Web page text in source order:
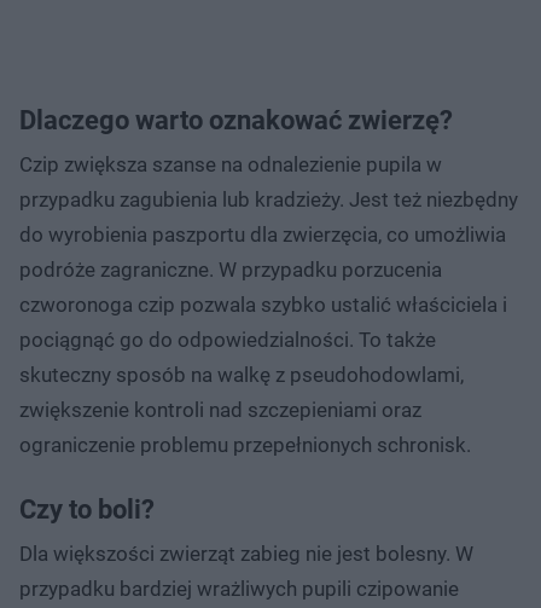
Dlaczego warto oznakować zwierzę?
Czip zwiększa szanse na odnalezienie pupila w
przypadku zagubienia lub kradzieży. Jest też niezbędny
do wyrobienia paszportu dla zwierzęcia, co umożliwia
podróże zagraniczne. W przypadku porzucenia
czworonoga czip pozwala szybko ustalić właściciela i
pociągnąć go do odpowiedzialności. To także
skuteczny sposób na walkę z pseudohodowlami,
zwiększenie kontroli nad szczepieniami oraz
ograniczenie problemu przepełnionych schronisk.
Czy to boli?
Dla większości zwierząt zabieg nie jest bolesny. W
przypadku bardziej wrażliwych pupili czipowanie